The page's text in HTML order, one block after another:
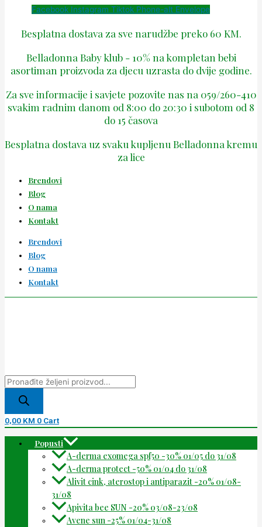
Facebook Instagram Tiktok Phone-alt Envelope
Besplatna dostava za sve narudžbe preko 60 KM.
Belladonna Baby klub - 10% na kompletan bebi
asortiman proizvoda za djecu uzrasta do dvije godine.
Za sve informacije i savjete pozovite nas na 059/260-410
svakim radnim danom od 8:00 do 20:30 i subotom od 8
do 15 časova
Besplatna dostava uz svaku kupljenu Belladonna kremu
za lice
Brendovi
Blog
O nama
Kontakt
Brendovi
Blog
O nama
Kontakt
0,00 KM 0 Cart
Popusti
A-derma exomega spf50 -30% 01/05 do 31/08
A-derma protect -50% 01/04 do 31/08
Alivit cink, aterostop i antiparazit -20% 01/08-
31/08
Apivita bee SUN -20% 03/08-23/08
Avene sun -25% 01/04-31/08